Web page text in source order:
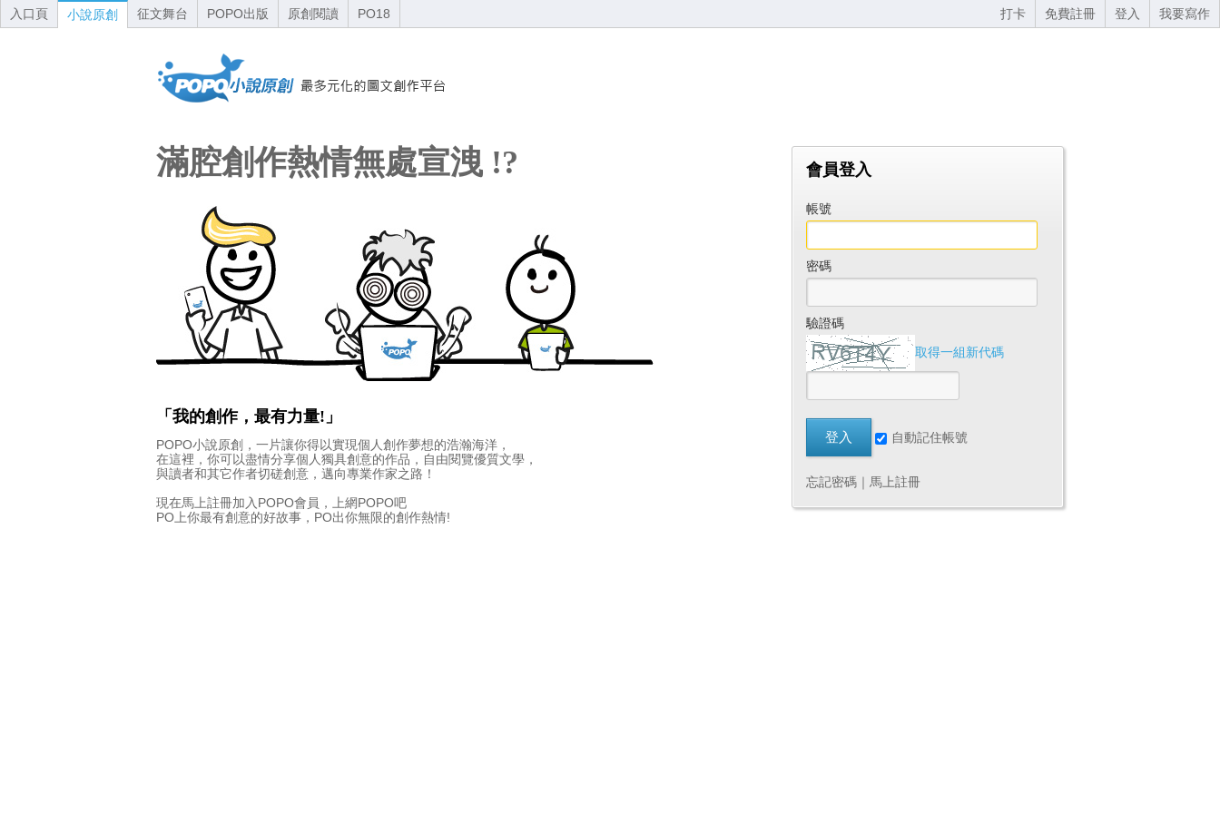
入口頁 小說原創 征文舞台 POPO出版 原創閱讀 PO18 我要寫作
登入
免費註冊
打卡
滿腔創作熱情無處宣洩 !?
「我的創作，最有力量!」
POPO小說原創，一片讓你得以實現個人創作夢想的浩瀚海洋，
在這裡，你可以盡情分享個人獨具創意的作品，自由閱覽優質文學，
與讀者和其它作者切磋創意，邁向專業作家之路！
現在馬上註冊加入POPO會員，上網POPO吧
PO上你最有創意的好故事，PO出你無限的創作熱情!
會員登入
帳號
密碼
驗證碼
取得一組新代碼
自動記住帳號
忘記密碼 ｜ 馬上註冊